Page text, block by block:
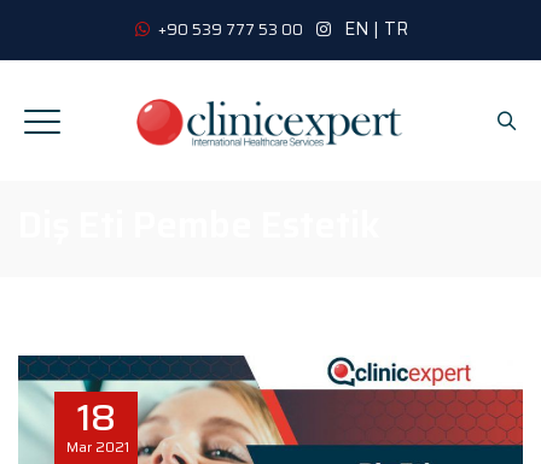
+90 539 777 53 00 EN | TR
18
Mar 2021